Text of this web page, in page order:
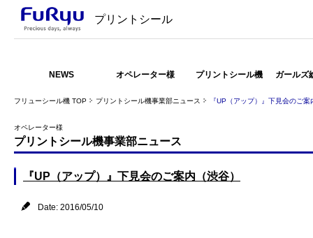
プリントシール
NEWS オペレーター様 プリントシール機 ガールズ
フリューシール機 TOP プリントシール機事業部ニュース 『UP（アップ）』下見会のご案
オペレーター様
プリントシール機事業部ニュース
『UP（アップ）』下見会のご案内（渋谷）
Date: 2016/05/10